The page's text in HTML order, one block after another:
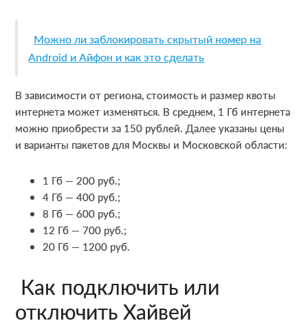
Можно ли заблокировать скрытый номер на
Android и Айфон и как это сделать
В зависимости от региона, стоимость и размер квоты
интернета может изменяться. В среднем, 1 Гб интернета
можно приобрести за 150 рублей. Далее указаны цены
и варианты пакетов для Москвы и Московской области:
1 Гб — 200 руб.;
4 Гб — 400 руб.;
8 Гб — 600 руб.;
12 Гб — 700 руб.;
20 Гб — 1200 руб.
Как подключить или
отключить Хайвей